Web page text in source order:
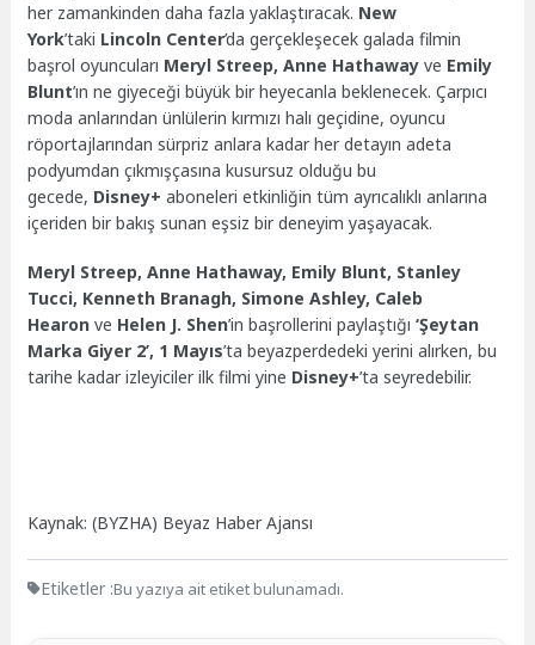
her zamankinden daha fazla yaklaştıracak. New
York’taki Lincoln Center’da gerçekleşecek galada filmin
başrol oyuncuları Meryl Streep, Anne Hathawayve Emily
Blunt’ın ne giyeceği büyük bir heyecanla beklenecek. Çarpıcı
moda anlarından ünlülerin kırmızı halı geçidine, oyuncu
röportajlarından sürpriz anlara kadar her detayın adeta
podyumdan çıkmışçasına kusursuz olduğu bu
gecede, Disney+aboneleri etkinliğin tüm ayrıcalıklı anlarına
içeriden bir bakış sunan eşsiz bir deneyim yaşayacak.
Meryl Streep, Anne Hathaway, Emily Blunt, Stanley
Tucci, Kenneth Branagh, Simone Ashley, Caleb
Hearonve Helen J. Shen’in başrollerini paylaştığı‘Şeytan
Marka Giyer 2’, 1 Mayıs’ta beyazperdedeki yerini alırken, bu
tarihe kadar izleyiciler ilk filmi yine Disney+’ta seyredebilir.
Kaynak: (BYZHA) Beyaz Haber Ajansı
Etiketler :Bu yazıya ait etiket bulunamadı.